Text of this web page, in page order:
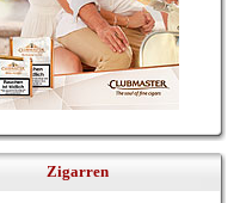
Zigarren